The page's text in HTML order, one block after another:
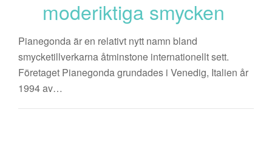
moderiktiga smycken
Pianegonda är en relativt nytt namn bland
smycketillverkarna åtminstone internationellt sett.
Företaget Pianegonda grundades i Venedig, Italien år
1994 av…